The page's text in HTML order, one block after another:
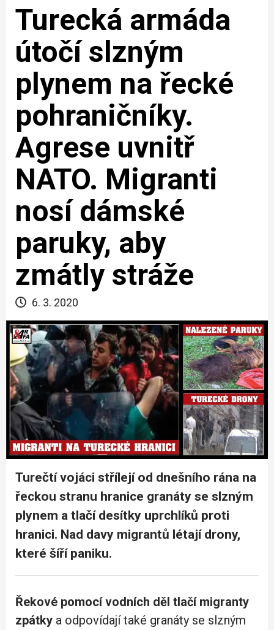
Turecká armáda
útočí slzným
plynem na řecké
pohraničníky.
Agrese uvnitř
NATO. Migranti
nosí dámské
paruky, aby
zmátly stráže
6. 3. 2020
Turečtí vojáci střílejí od dnešního rána na
řeckou stranu hranice granáty se slzným
plynem a tlačí desítky uprchlíků proti
hranici. Nad davy migrantů létají drony,
které šíří paniku.
Řekové pomocí vodních děl tlačí migranty
zpátky a odpovídají také granáty se slzným